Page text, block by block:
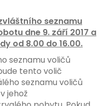
seznamu
dne 9. září 2017 a
od 8.00 do 16.00.
seznamu voličů
tento volič
seznamu voličů
jehož